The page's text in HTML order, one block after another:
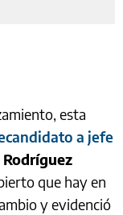
esta
a jefe
que hay en
y evidenció